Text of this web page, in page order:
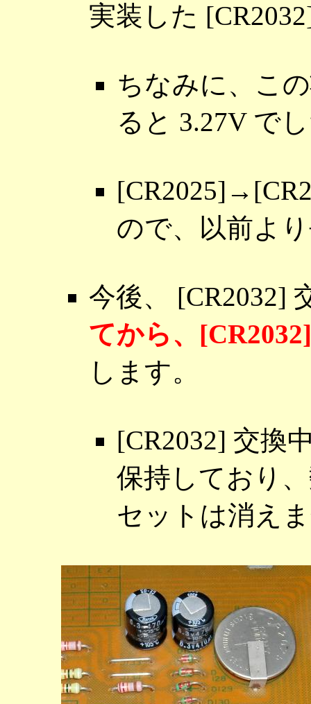
実装した
ちなみに、こ
ると 3.27V で
ので、以前よ
今後、 [CR2032]
てから、
します。
[CR2032] 交換
保持しており
セットは消え